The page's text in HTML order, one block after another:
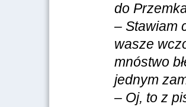
do
– Stawiam
wasze
mnóstwo
jednym
– Oj, to z